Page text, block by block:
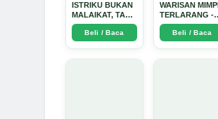
ISTRIKU BUKAN
MALAIKAT, TAPI
AKU JUGA
TIDAK SUCI -
Beli / Baca
WARISAN MIMPI
TERLARANG -
Arda Dinata
Beli / Baca